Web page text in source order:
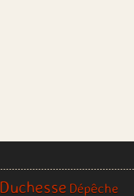
Duchesse Dépêche